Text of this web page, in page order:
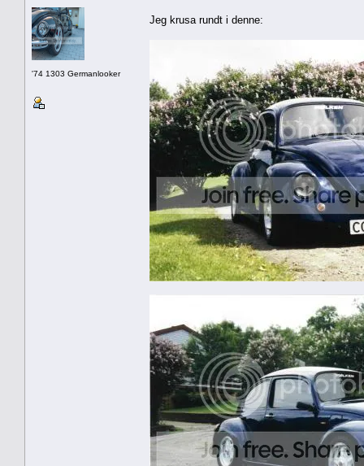
'74 1303 Germanlooker
Jeg krusa rundt i denne: